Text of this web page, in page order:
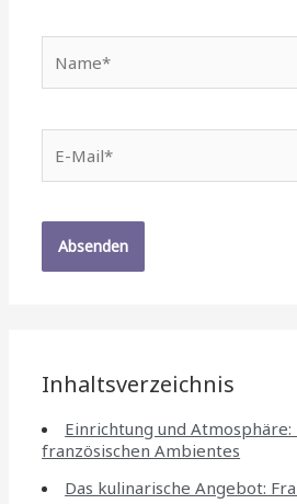
Mail*
Inhaltsverzeichnis
Einrichtung und Atmosphäre:
französischen Ambientes
Das kulinarische Angebot: